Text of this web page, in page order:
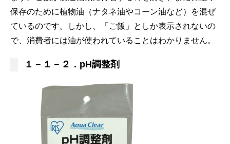
保存のために植物油（ナタネ油やコーン油など）を混ぜ
ているのです。しかし、「ご飯」としか表示されないの
で、消費者には油が使われていることはわかりません。
１－１－２．pH調整剤